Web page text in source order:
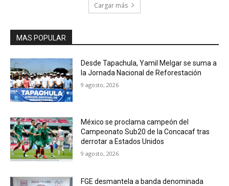
Cargar más
MAS POPULAR
Desde Tapachula, Yamil Melgar se suma a
la Jornada Nacional de Reforestación
9 agosto, 2026
México se proclama campeón del
Campeonato Sub20 de la Concacaf tras
derrotar a Estados Unidos
9 agosto, 2026
FGE desmantela a banda denominada